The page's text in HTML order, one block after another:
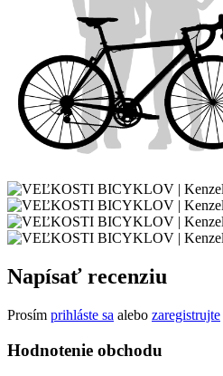
Napísať recenziu
Prosím prihláste sa alebo zaregistrujte
Hodnotenie obchodu